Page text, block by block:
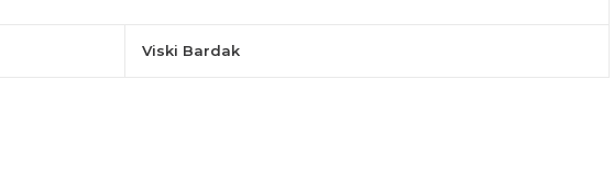
Viski Bardak